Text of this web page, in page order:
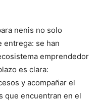
nenis no solo
entrega: se han
emprendedor
es clara:
y acompañar el
que encuentran en el